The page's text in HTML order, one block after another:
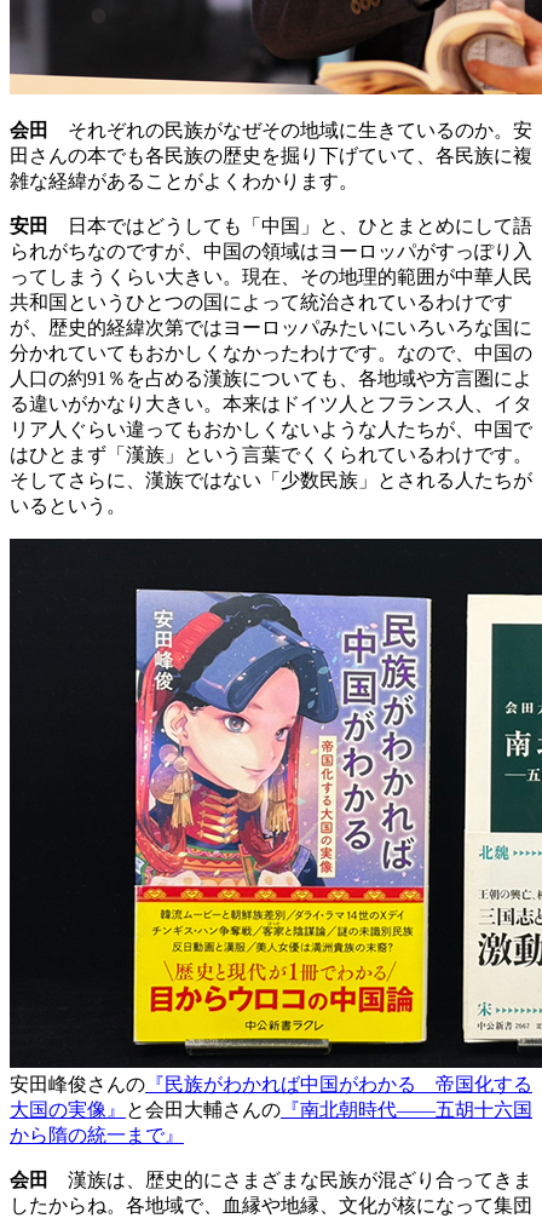
会田
それぞれの民族がなぜその地域に生きているのか。安
田さんの本でも各民族の歴史を掘り下げていて、各民族に複
雑な経緯があることがよくわかります。
安田
日本ではどうしても「中国」と、ひとまとめにして語
られがちなのですが、中国の領域はヨーロッパがすっぽり入
ってしまうくらい大きい。現在、その地理的範囲が中華人民
共和国というひとつの国によって統治されているわけです
が、歴史的経緯次第ではヨーロッパみたいにいろいろな国に
分かれていてもおかしくなかったわけです。なので、中国の
人口の約91％を占める漢族についても、各地域や方言圏によ
る違いがかなり大きい。本来はドイツ人とフランス人、イタ
リア人ぐらい違ってもおかしくないような人たちが、中国で
はひとまず「漢族」という言葉でくくられているわけです。
そしてさらに、漢族ではない「少数民族」とされる人たちが
いるという。
安田峰俊さんの 『民族がわかれば中国がわかる 帝国化する
大国の実像』
と会田大輔さんの 『南北朝時代――五胡十六国
から隋の統一まで』
会田
漢族は、歴史的にさまざまな民族が混ざり合ってきま
したからね。各地域で、血縁や地縁、文化が核になって集団